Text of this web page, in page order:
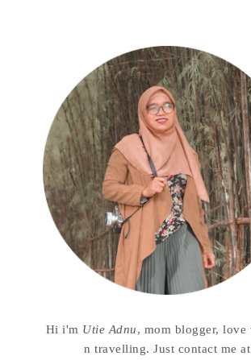
Hi i'm Utie Adnu, mom blogger, love
n travelling. Just contact me at